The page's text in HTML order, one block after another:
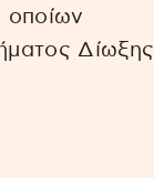
οποίων
Δίωξης